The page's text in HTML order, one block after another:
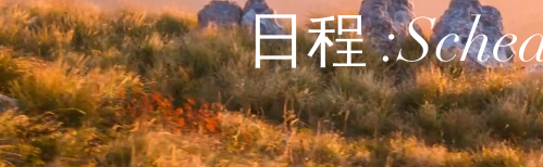
日程